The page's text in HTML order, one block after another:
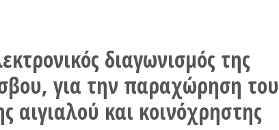
διαγωνισμός της
για την παραχώρηση του
αιγιαλού και κοινόχρηστης